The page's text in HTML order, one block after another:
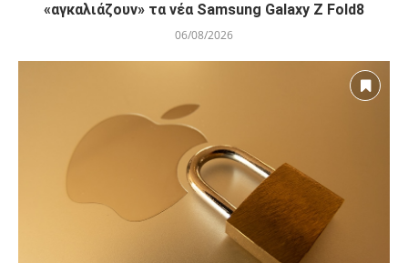
«αγκαλιάζουν» τα νέα Samsung Galaxy Z Fold8
06/08/2026